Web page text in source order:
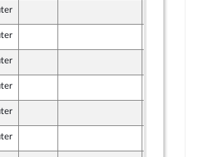
Front Populaire
Front Populaire
Front Populaire